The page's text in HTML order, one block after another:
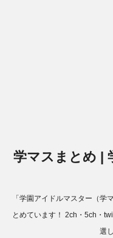
学マスまとめ |
「学園アイドルマスター（学
とめています！ 2ch・5ch・
選